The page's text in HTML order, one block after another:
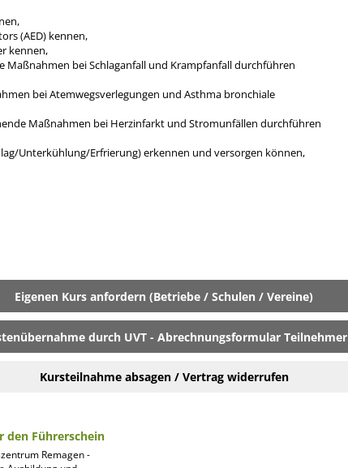
(AED) kennen,
kennen,
bei Schlaganfall und Krampfanfall durchführen
bei Atemwegsverlegungen und Asthma bronchiale
Maßnahmen bei Herzinfarkt und Stromunfällen durchführen
Unterkühlung/Erfrierung) erkennen und versorgen können,
Eigenen Kurs anfordern (Betriebe / Schulen / Vereine)
durch UVT - Abrechnungsformular Teilnehmer
Kursteilnahme absagen / Vertrag widerrufen
den Führerschein
Remagen -